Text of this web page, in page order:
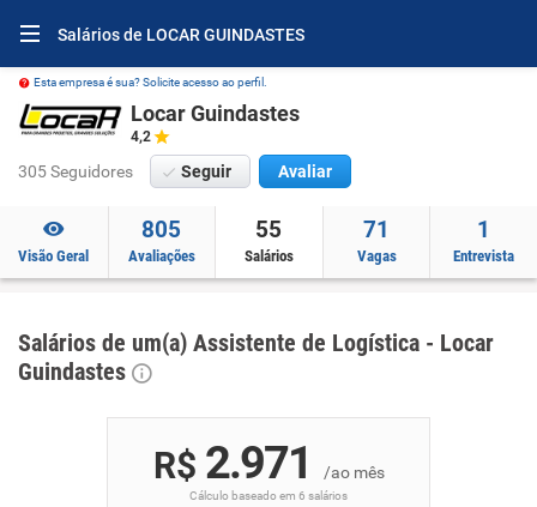
Salários de LOCAR GUINDASTES
Esta empresa é sua? Solicite acesso ao perfil.
Locar Guindastes
4,2
305 Seguidores Seguir Avaliar
Visão Geral
805
Avaliações
55
Salários
71
Vagas
1
Entrevista
Salários de um(a) Assistente de Logística - Locar
Guindastes
R$ 2.971 /ao mês
Cálculo baseado em 6 salários